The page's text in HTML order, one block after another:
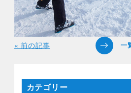
« 前の記事
カテゴリー